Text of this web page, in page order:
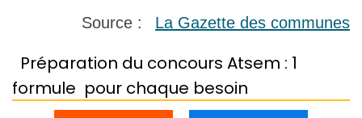
Source : La Gazette des communes
Préparation du concours Atsem : 1
formule pour chaque besoin